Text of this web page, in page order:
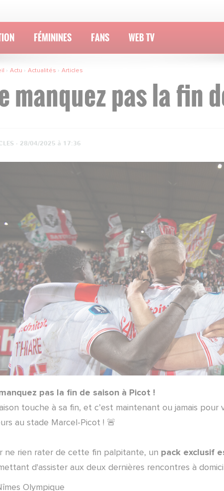
FÉMININES FANS WEB TV
Actu Actualités Articles
manquez pas la fin
· 28/04/2025 à 17:36
pas la fin de saison à Picot !
touche à sa fin, et c’est maintenant ou jamais
au stade Marcel-Picot ! 🚨
ne rien rater de cette fin palpitante, un pack exclusif
d'assister aux deux dernières rencontres à
Olympique